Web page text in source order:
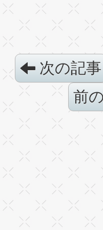
次の記事
前